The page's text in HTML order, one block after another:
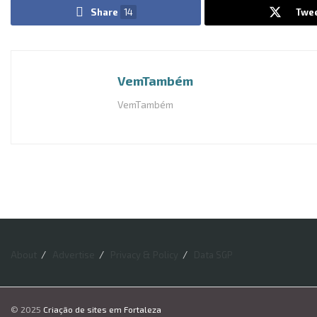
Share 14
VemTambém
VemTambém
© 2025 Criação de sites em Fortaleza